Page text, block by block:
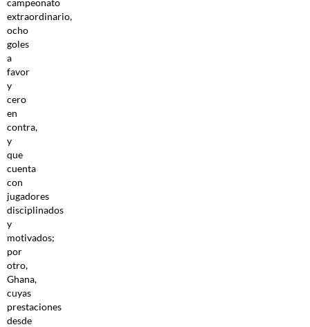
campeonato
extraordinario,
ocho
goles
a
favor
y
cero
en
contra,
y
que
cuenta
con
jugadores
disciplinados
y
motivados;
por
otro,
Ghana,
cuyas
prestaciones
desde